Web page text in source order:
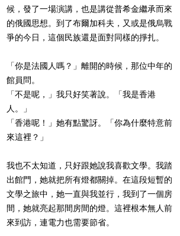
候，發了一場演講，也是講從普希金繼承而來
的俄國思想。到了布爾加科夫，又或是俄烏戰
爭的今日，這個民族還是面對同樣的掙扎。
「你是法國人嗎？」離開的時候，那位中年的
館員問。
「不是呢，」我只好笑著說。「我是香港
人。」
「香港呢！」她有點驚訝。「你為什麼特意前
來這裡？」
我也不太知道，只好跟她說我喜歡文學。我踏
出館門，她就把所有燈都關掉。在這段短暫的
文學之旅中，她一直與我並行，我到了一個房
間，她就亮起那間房間的燈。這裡根本無人前
來到訪，連電力也需要節省。